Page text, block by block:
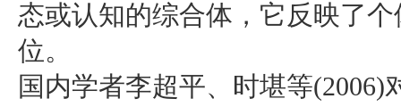
态或认知的综合体，它反映了
位。
国内学者李超平、时堪等(2006)